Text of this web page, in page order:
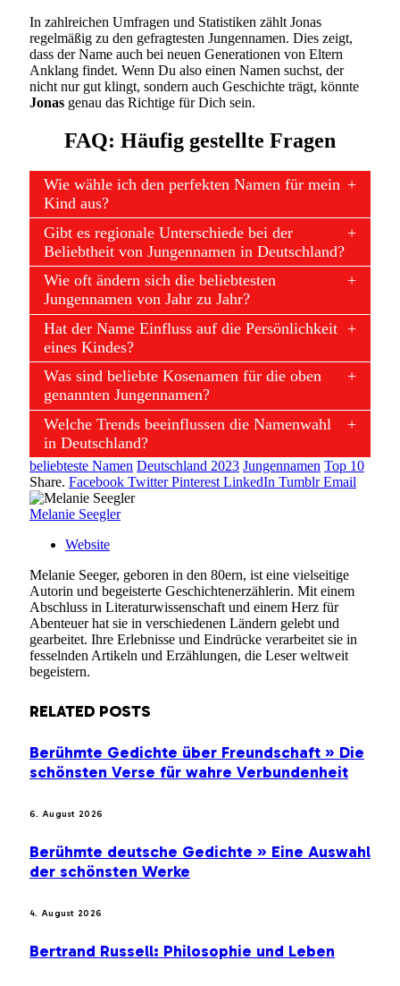
In zahlreichen Umfragen und Statistiken zählt Jonas
regelmäßig zu den gefragtesten Jungennamen. Dies zeigt,
dass der Name auch bei neuen Generationen von Eltern
Anklang findet. Wenn Du also einen Namen suchst, der
nicht nur gut klingt, sondern auch Geschichte trägt, könnte
Jonas genau das Richtige für Dich sein.
FAQ: Häufig gestellte Fragen
Wie wähle ich den perfekten Namen für mein
Kind aus?
Gibt es regionale Unterschiede bei der
Beliebtheit von Jungennamen in Deutschland?
Wie oft ändern sich die beliebtesten
Jungennamen von Jahr zu Jahr?
Hat der Name Einfluss auf die Persönlichkeit
eines Kindes?
Was sind beliebte Kosenamen für die oben
genannten Jungennamen?
Welche Trends beeinflussen die Namenwahl
in Deutschland?
beliebteste Namen Deutschland 2023 Jungennamen Top 10
Share. Facebook Twitter Pinterest LinkedIn Tumblr Email
Melanie Seegler
Website
Melanie Seeger, geboren in den 80ern, ist eine vielseitige
Autorin und begeisterte Geschichtenerzählerin. Mit einem
Abschluss in Literaturwissenschaft und einem Herz für
Abenteuer hat sie in verschiedenen Ländern gelebt und
gearbeitet. Ihre Erlebnisse und Eindrücke verarbeitet sie in
fesselnden Artikeln und Erzählungen, die Leser weltweit
begeistern.
RELATED POSTS
Berühmte Gedichte über Freundschaft » Die
schönsten Verse für wahre Verbundenheit
6. August 2026
Berühmte deutsche Gedichte » Eine Auswahl
der schönsten Werke
4. August 2026
Bertrand Russell: Philosophie und Leben